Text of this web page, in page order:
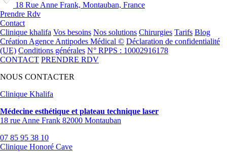
18 Rue Anne Frank, Montauban, France
Prendre Rdv
Contact
Clinique khalifa Vos besoins Nos solutions Chirurgies Tarifs Blog
Création Agence Antipodes Médical © Déclaration de confidentialité
(UE) Conditions générales N° RPPS : 10002916178
CONTACT PRENDRE RDV
NOUS CONTACTER
Clinique Khalifa
Médecine esthétique et plateau technique laser
18 rue Anne Frank 82000 Montauban
07 85 95 38 10
Clinique Honoré Cave